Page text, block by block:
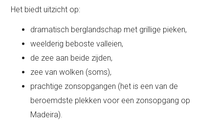
Het biedt uitzicht op:
dramatisch berglandschap met grillige pieken,
weelderig beboste valleien,
de zee aan beide zijden,
zee van wolken (soms),
prachtige zonsopgangen (het is een van de
beroemdste plekken voor een zonsopgang op
Madeira).